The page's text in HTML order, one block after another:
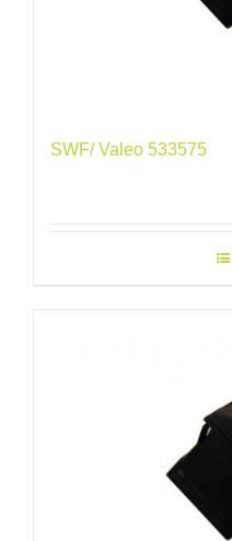
SWF/ Valeo 533575